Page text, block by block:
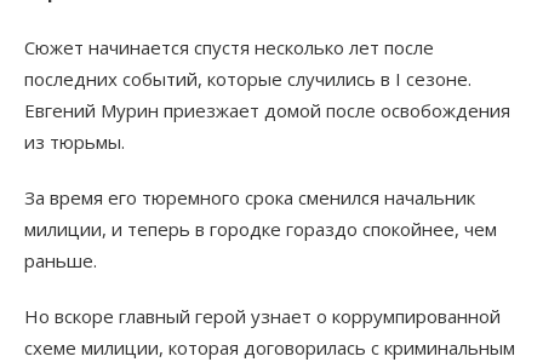
Сюжет начинается спустя несколько лет после
последних событий, которые случились в I сезоне.
Евгений Мурин приезжает домой после освобождения
из тюрьмы.
За время его тюремного срока сменился начальник
милиции, и теперь в городке гораздо спокойнее, чем
раньше.
Но вскоре главный герой узнает о коррумпированной
схеме милиции, которая договорилась с криминальным